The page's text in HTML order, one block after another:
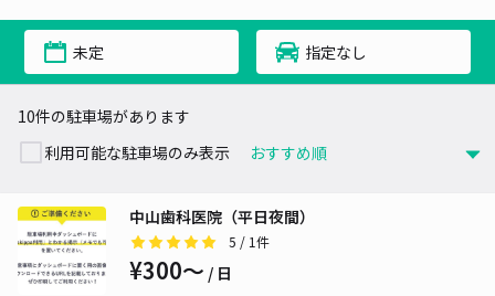
未定 指定なし
10件の駐車場があります
利用可能な駐車場のみ表示
中山歯科医院（平日夜間）
5 / 1件
¥300〜 / 日